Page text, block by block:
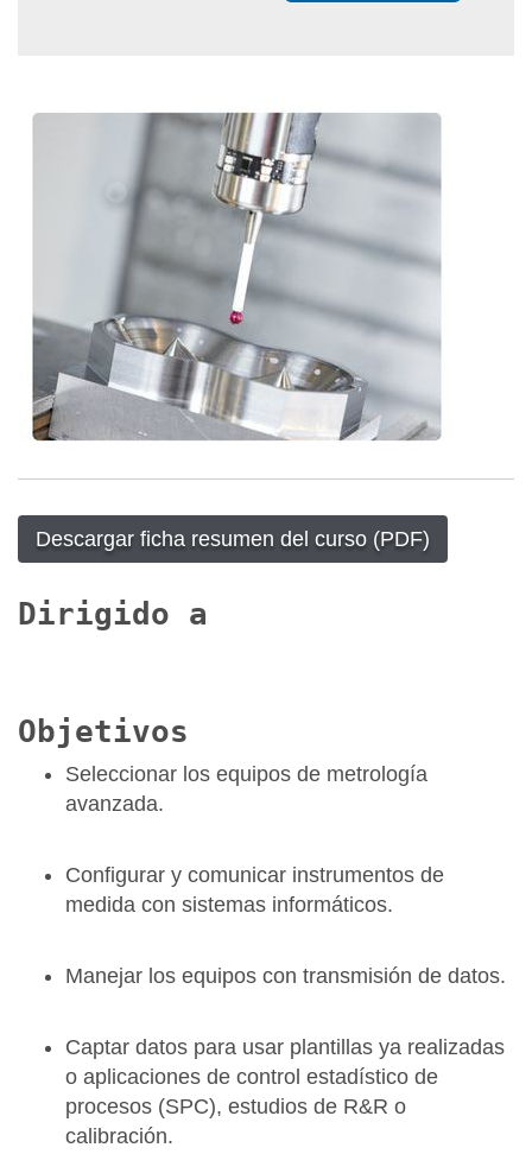
Descargar ficha resumen del curso (PDF)
Dirigido a
Objetivos
Seleccionar los equipos de metrología
avanzada.
Configurar y comunicar instrumentos de
medida con sistemas informáticos.
Manejar los equipos con transmisión de datos.
Captar datos para usar plantillas ya realizadas
o aplicaciones de control estadístico de
procesos (SPC), estudios de R&R o
calibración.